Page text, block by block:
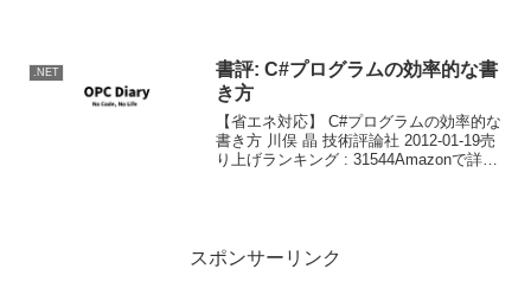
.NET
書評: C#プログラムの効率的な書
き方
【省エネ対応】 C#プログラムの効率的な
書き方 川俣 晶 技術評論社 2012-01-19売
り上げランキング : 31544Amazonで詳し
スポンサーリンク